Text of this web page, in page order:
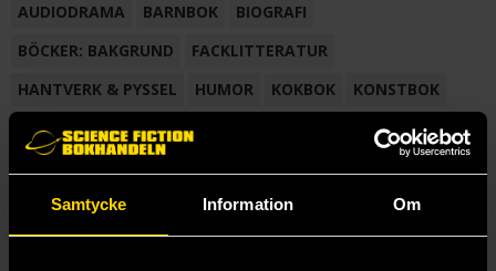
Samtycke Information Om
AUDIODRAMA
BARNBOK
BIOGRAFI
BÖCKER: BAKGRUND
FACKLITTERATUR
HANTVERK & PYSSEL
HUMOR KOKBOK
KONSTBOK
KORTROMAN
LÄROBOK
NOVELL
SAMLINGSVOLYM
TECKNA & MÅLA TECKNAD SERIE